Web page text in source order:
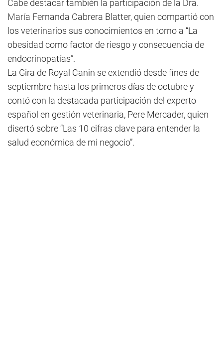
Cabe destacar también la participación de la Dra.
María Fernanda Cabrera Blatter, quien compartió con
los veterinarios sus conocimientos en torno a “La
obesidad como factor de riesgo y consecuencia de
endocrinopatías”.
La Gira de Royal Canin se extendió desde fines de
septiembre hasta los primeros días de octubre y
contó con la destacada participación del experto
español en gestión veterinaria, Pere Mercader, quien
disertó sobre “Las 10 cifras clave para entender la
salud económica de mi negocio”.